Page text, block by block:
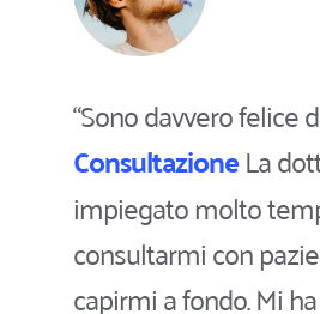
Consultazione La
impiegato molto
consultarmi con
capirmi a fondo. Mi